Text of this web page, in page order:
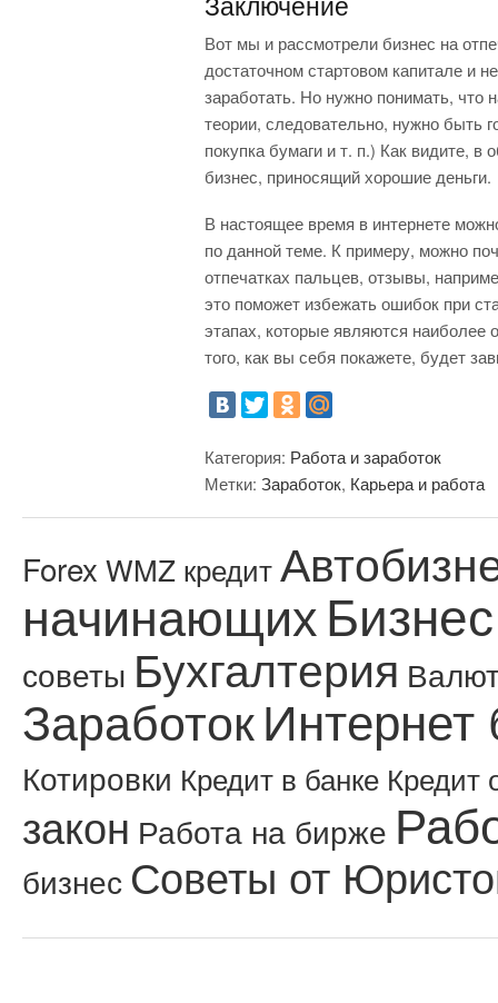
Вот мы и рассмотрели бизнес на
достаточном стартовом капитале и
заработать. Но нужно понимать, что
теории, следовательно, нужно быть
покупка бумаги и т. п.) Как видите,
бизнес, приносящий хорошие деньги.
В настоящее время в интернете
по данной теме. К примеру, можно
отпечатках пальцев, отзывы,
это поможет избежать ошибок при
этапах, которые являются
того, как вы себя покажете, будет
Категория: Работа и заработок
Метки: Заработок, Карьера и работа
Forex WMZ кредит
начинающих
советы Бухгалтерия
ЗаработокИнтернет
Котировки Кредит в банке Кредит
закон Работа на бирже
бизнес Советы от